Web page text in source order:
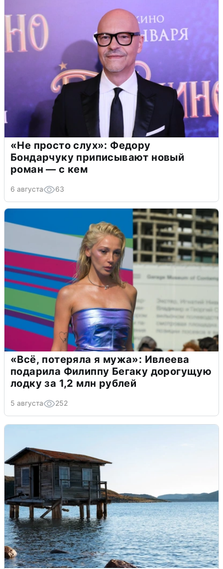
«Не просто слух»: Федору
Бондарчуку приписывают новый
роман — с кем
6 августа 63
«Всё, потеряла я мужа»: Ивлеева
подарила Филиппу Бегаку дорогущую
лодку за 1,2 млн рублей
5 августа 252